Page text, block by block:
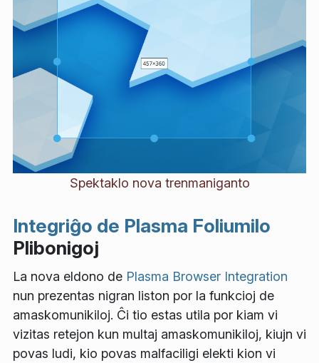
Spektaklo nova trenmaniganto
Integriĝo de Plasma Foliumilo
Plibonigoj
La nova eldono de Plasma Browser Integration
nun prezentas nigran liston por la funkcioj de
amaskomunikiloj. Ĉi tio estas utila por kiam vi
vizitas retejon kun multaj amaskomunikiloj, kiujn vi
povas ludi, kio povas malfaciligi elekti kion vi